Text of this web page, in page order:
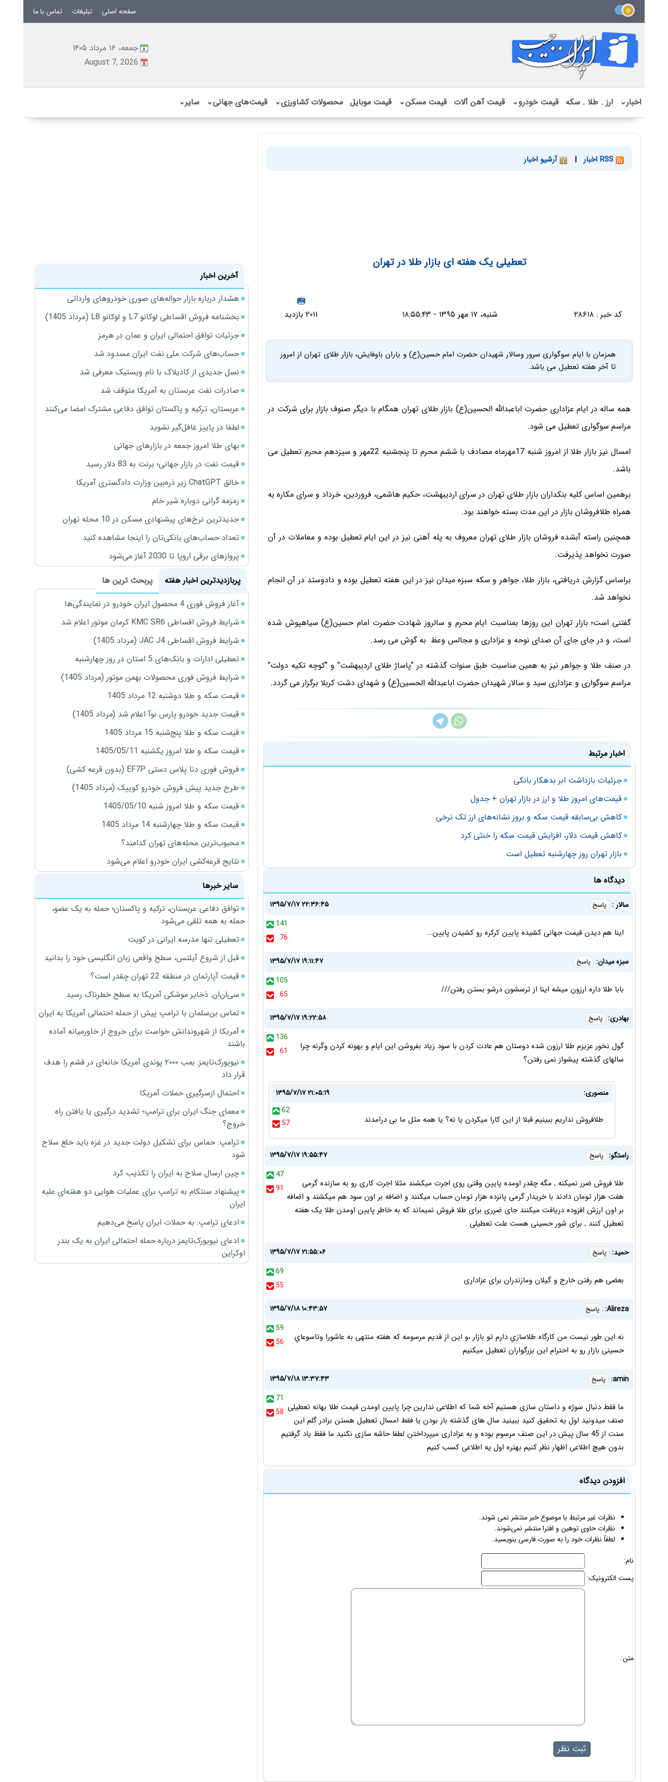
صفحه اصلی تبلیغات تماس با ما
جمعه، ۱۶ مرداد ۱۴۰۵
August 7, 2026
اخبار⌄ ارز . طلا . سکه قیمت خودرو⌄ قیمت آهن آلات قیمت مسکن⌄ قیمت موبایل محصولات کشاورزی⌄ قیمت‌های جهانی⌄ سایر⌄
| آرشیو اخبار
تعطیلی یک هفته ای بازار طلا در تهران
کد خبر : ۲۸۶۱۸ شنبه، ۱۷ مهر ۱۳۹۵ - ۱۸:۵۵:۴۳ ۲۰۱۱ بازدید
همزمان با ایام سوگواری سرور وسالار شهیدان حضرت امام حسین(ع) و یاران باوفایش، بازار طلای تهران از امروز
تا آخر هفته تعطیل می باشد.
همه ساله در ایام عزاداری حضرت اباعبدالله الحسین(ع) بازار طلای تهران همگام با دیگر صنوف بازار برای شرکت در
مراسم سوگواری تعطیل می شود.
امسال نیز بازار طلا از امروز شنبه 17مهرماه مصادف با ششم محرم تا پنجشنبه 22مهر و سیزدهم محرم تعطیل می
باشد.
برهمین اساس کلیه بنکداران بازار طلای تهران در سرای اردیبهشت، حکیم هاشمی، فروردین، خرداد و سرای مکاره به
همراه طلافروشان بازار در این مدت بسته خواهند بود.
همچنین راسته آبشده فروشان بازار طلای تهران معروف به پله آهنی نیز در این ایام تعطیل بوده و معاملات در آن
صورت نخواهد پذیرفت.
براساس گزارش دریافتی، بازار طلا، جواهر و سکه سبزه میدان نیز در این هفته تعطیل بوده و دادوستد در آن انجام
نخواهد شد.
گفتنی است؛ بازار تهران این روزها بمناسبت ایام محرم و سالروز شهادت حضرت امام حسین(ع) سیاهپوش شده
است، و در جای جای آن صدای نوحه و عزاداری و مجالس وعظ به گوش می رسد.
در صنف طلا و جواهر نیز به همین مناسبت طبق سنوات گذشته در "پاساژ طلای اردیبهشت" و "کوچه تکیه دولت"
مراسم سوگواری و عزاداری سید و سالار شهیدان حضرت اباعبدالله الحسین(ع) و شهدای دشت کربلا برگزار می گردد.
اخبار مرتبط
جزئیات بازداشت ابر بدهکار بانکی
قیمت‌های امروز طلا و ارز در بازار تهران + جدول
کاهش بی‌سابقه قیمت سکه و بروز نشانه‌های ارز تک نرخی
کاهش قیمت دلار، افزایش قیمت سکه را خنثی کرد
بازار تهران روز چهارشنبه تعطیل است
دیدگاه ها
سالار : پاسخ
۱۳۹۵/۷/۱۷ ۲۲:۳۶:۴۵
141
76
اینا هم دیدن قیمت جهانی کشیده پایین کرکره رو کشیدن پایین...
سبزه میدان: پاسخ
۱۳۹۵/۷/۱۷ ۱۹:۱۱:۴۷
105
65
بابا طلا داره ارزون میشه اینا از ترسشون درشو بستن رفتن///
بهادری: پاسخ
۱۳۹۵/۷/۱۷ ۱۹:۲۲:۵۸
136
61
گول نخور عزیزم طلا ارزون شده دوستان هم عادت کردن با سود زیاد بفروشن این ایام و بهونه کردن وگرنه چرا
سالهای گذشته پیشواز نمی رفتن؟
منصوری:
۱۳۹۵/۷/۱۷ ۲۱:۰۵:۱۹
62
57
طلافروش نداریم ببینیم قبلا از این کارا میکردن یا نه؟ یا همه مثل ما بی درامدند
راستگو: پاسخ
۱۳۹۵/۷/۱۷ ۱۹:۵۵:۴۷
47
91
طلا فروش ضرر نمیکنه , مگه چقدر اومده پایین وقتی روی اجرت میکشند مثلا اجرت کاری رو به سازنده گرمی
هفت هزار تومان دادند با خریدار گرمی پانزده هزار تومان حساب میکنند و اضافه بر اون سود هم میکشند و اضافه
بر اون ارزش افزوده دریافت میکنند جای ضرری برای طلا فروش نمیماند که به خاطر پایین اومدن طلا یک هفته
تعطیل کنند , برای شور حسینی هست علت تعطیلی .
حمید: پاسخ
۱۳۹۵/۷/۱۷ ۲۱:۵۵:۰۶
69
55
بعضی هم رفتن خارج و گیلان ومازندران برای عزاداری
Alireza: پاسخ
۱۳۹۵/۷/۱۸ ۱۰:۴۳:۵۷
59
56
نه این طور نیست من کارگاه طلاسازي دارم تو بازار ،و این از قدیم مرسومه که هفته منتهی به عاشورا وتاسوعاي
حسینی بازار رو به احترام این بزرگواران تعطیل ميکنيم
amin: پاسخ
۱۳۹۵/۷/۱۸ ۱۳:۳۷:۴۳
71
58 ما فقط دنبال سوژه و داستان سازی هستیم آخه شما که اطلاعی ندارین چرا پایین اومدن قیمت طلا بهانه تعطیلی
صنف میدونید اول یه تحقیق کنید ببینید سال های گذشته باز بودن یا فقط امسال تعطیل هستن برادر گلم این
سنت از 45 سال پیش در این صنف مرسوم بوده و به عزاداری میپرداختن لطفا حاشه سازی نکنید ما فقظ یاد گرفتیم
بدون هیچ اطلاعی اظهار نظر کنیم بهتره اول یه اطلاعی کسب کنیم
افزودن دیدگاه
نظرات غیر مرتبط با موضوع خبر منتشر نمی شوند.
نظرات حاوی توهین و افترا منتشر نمی‌شوند.
لطفاً نظرات خود را به صورت فارسی بنویسید.
نام:
پست الکترونیک:
متن:
آخرین اخبار
هشدار درباره بازار حواله‌های صوری خودروهای وارداتی
بخشنامه فروش اقساطی لوکانو L7 و لوکانو L8 (مرداد 1405)
جزئیات توافق احتمالی ایران و عمان در هرمز
حساب‌های شرکت ملی نفت ایران مسدود شد
نسل جدیدی از کادیلاک با نام ویستیک معرفی شد
صادرات نفت عربستان به آمریکا متوقف شد
عربستان، ترکیه و پاکستان توافق دفاعی مشترک امضا می‌کنند
لطفا در پاییز غافل‌گیر نشوید
بهای طلا امروز جمعه در بازارهای جهانی
قیمت نفت در بازار جهانی؛ برنت به 83 دلار رسید
خالق ChatGPT زیر ذره‌بین وزارت دادگستری آمریکا
زمزمه گرانی دوباره شیر خام
جدیدترین نرخ‌های پیشنهادی مسکن در 10 محله تهران
تعداد حساب‌های بانکی‌تان را اینجا مشاهده کنید
پروازهای برقی اروپا تا 2030 آغاز می‌شود
پربازدیدترین اخبار هفته
پربحث ترین ها
آغاز فروش فوری 4 محصول ایران خودرو در نمایندگی‌ها
شرایط فروش اقساطی KMC SR6 کرمان موتور اعلام شد
شرایط فروش اقساطی JAC J4 (مرداد 1405)
تعطیلی ادارات و بانک‌های 5 استان در روز چهارشنبه
شرایط فروش فوری محصولات بهمن موتور (مرداد 1405)
قیمت سکه و طلا دوشنبه 12 مرداد 1405
قیمت جدید خودرو پارس نوآ اعلام شد (مرداد 1405)
قیمت سکه و طلا پنج‌شنبه 15 مرداد 1405
قیمت سکه و طلا امروز یکشنبه 1405/05/11
فروش فوری دنا پلاس دستی EF7P (بدون قرعه کشی)
طرح جدید پیش فروش خودرو کوییک (مرداد 1405)
قیمت سکه و طلا امروز شنبه 1405/05/10
قیمت سکه و طلا چهارشنبه 14 مرداد 1405
محبوب‌ترین محله‌های تهران کدامند؟
نتایج قرعه‌کشی ایران خودرو اعلام می‌شود
سایر خبرها
توافق دفاعی عربستان، ترکیه و پاکستان؛ حمله به یک عضو،
حمله به همه تلقی می‌شود
تعطیلی تنها مدرسه ایرانی در کویت
قبل از شروع آیلتس، سطح واقعی زبان انگلیسی خود را بدانید
قیمت آپارتمان در منطقه 22 تهران چقدر است؟
سی‌ان‌ان: ذخایر موشکی آمریکا به سطح خطرناک رسید
تماس بن‌سلمان با ترامپ پیش از حمله احتمالی آمریکا به ایران
آمریکا از شهروندانش خواست برای خروج از خاورمیانه آماده
باشند
نیویورک‌تایمز: بمب ۲۰۰۰ پوندی آمریکا خانه‌ای در قشم را هدف
قرار داد
احتمال ازسرگیری حملات آمریکا
معمای جنگ ایران برای ترامپ؛ تشدید درگیری یا یافتن راه
خروج؟
ترامپ: حماس برای تشکیل دولت جدید در غزه باید خلع سلاح
شود
چین ارسال سلاح به ایران را تکذیب کرد
پیشنهاد سنتکام به ترامپ برای عملیات هوایی دو هفته‌ای علیه
ایران
ادعای ترامپ: به حملات ایران پاسخ می‌دهیم
ادعای نیویورک‌تایمز درباره حمله احتمالی ایران به یک بندر
اوکراین